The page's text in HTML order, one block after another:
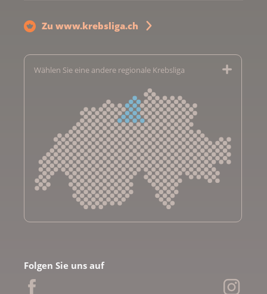
Zu www.krebsliga.ch
Wählen Sie eine andere regionale Krebsliga
Krebsliga Bern
Krebsliga Freiburg
Folgen Sie uns auf